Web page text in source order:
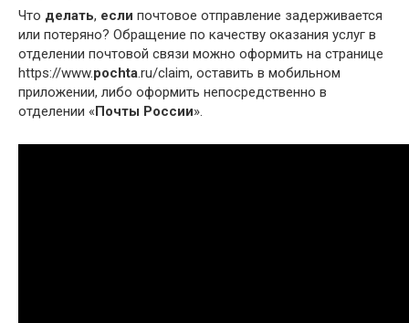
Что делать, если почтовое отправление задерживается
или потеряно? Обращение по качеству оказания услуг в
отделении почтовой связи можно оформить на странице
https://www.pochta.ru/claim, оставить в мобильном
приложении, либо оформить непосредственно в
отделении « Почты России».